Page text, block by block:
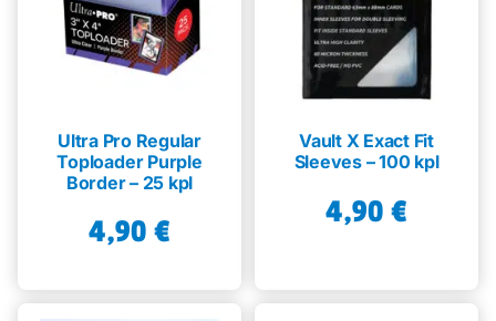
Ultra Pro Regular
Toploader Purple
Border – 25 kpl
4,90 €
Vault X Exact Fit
Sleeves – 100 kpl
4,90 €